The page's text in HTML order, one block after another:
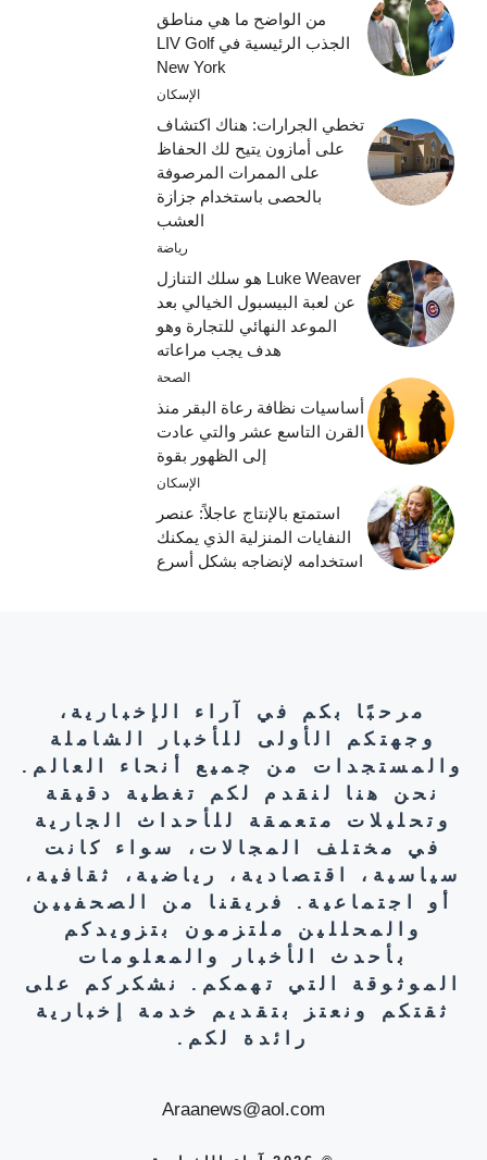
من الواضح ما هي مناطق
الجذب الرئيسية في LIV Golf
New York
الإسكان
تخطي الجرارات: هناك اكتشاف
على أمازون يتيح لك الحفاظ
على الممرات المرصوفة
بالحصى باستخدام جزازة
العشب
رياضة
Luke Weaver هو سلك التنازل
عن لعبة البيسبول الخيالي بعد
الموعد النهائي للتجارة وهو
هدف يجب مراعاته
الصحة
أساسيات نظافة رعاة البقر منذ
القرن التاسع عشر والتي عادت
إلى الظهور بقوة
الإسكان
استمتع بالإنتاج عاجلاً: عنصر
النفايات المنزلية الذي يمكنك
استخدامه لإنضاجه بشكل أسرع
مرحبًا بكم في آراء الإخبارية،
وجهتكم الأولى للأخبار الشاملة
والمستجدات من جميع أنحاء العالم.
نحن هنا لنقدم لكم تغطية دقيقة
وتحليلات متعمقة للأحداث الجارية
في مختلف المجالات، سواء كانت
سياسية، اقتصادية، رياضية، ثقافية،
أو اجتماعية. فريقنا من الصحفيين
والمحللين ملتزمون بتزويدكم
بأحدث الأخبار والمعلومات
الموثوقة التي تهمكم. نشكركم على
ثقتكم ونعتز بتقديم خدمة إخبارية
رائدة لكم.
Araanews@aol.com